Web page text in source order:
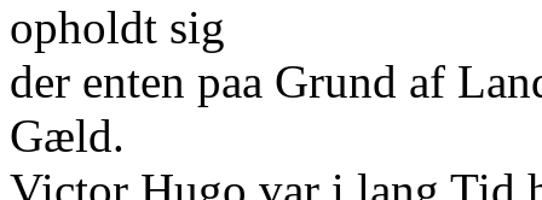
opholdt sig
der enten paa Grund af
Gæld.